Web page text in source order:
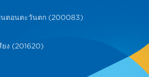
นตอนตะวันตก (200083)
ยง (201620)